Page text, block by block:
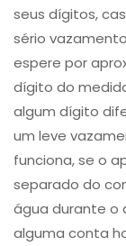
seus dígitos,
sério
espere por
dígito do
algum dígito
um leve
funciona, se o
separado do
água durante o
alguma conta